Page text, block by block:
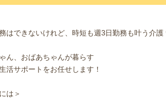
はできないけれど、時短も週3日勤務も叶う介護
ん、おばあちゃんが暮らす
活サポートをお任せします！
は＞